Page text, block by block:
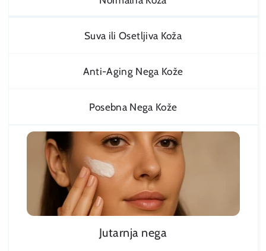
Suva ili Osetljiva Koža
Anti-Aging Nega Kože
Posebna Nega Kože
Jutarnja nega